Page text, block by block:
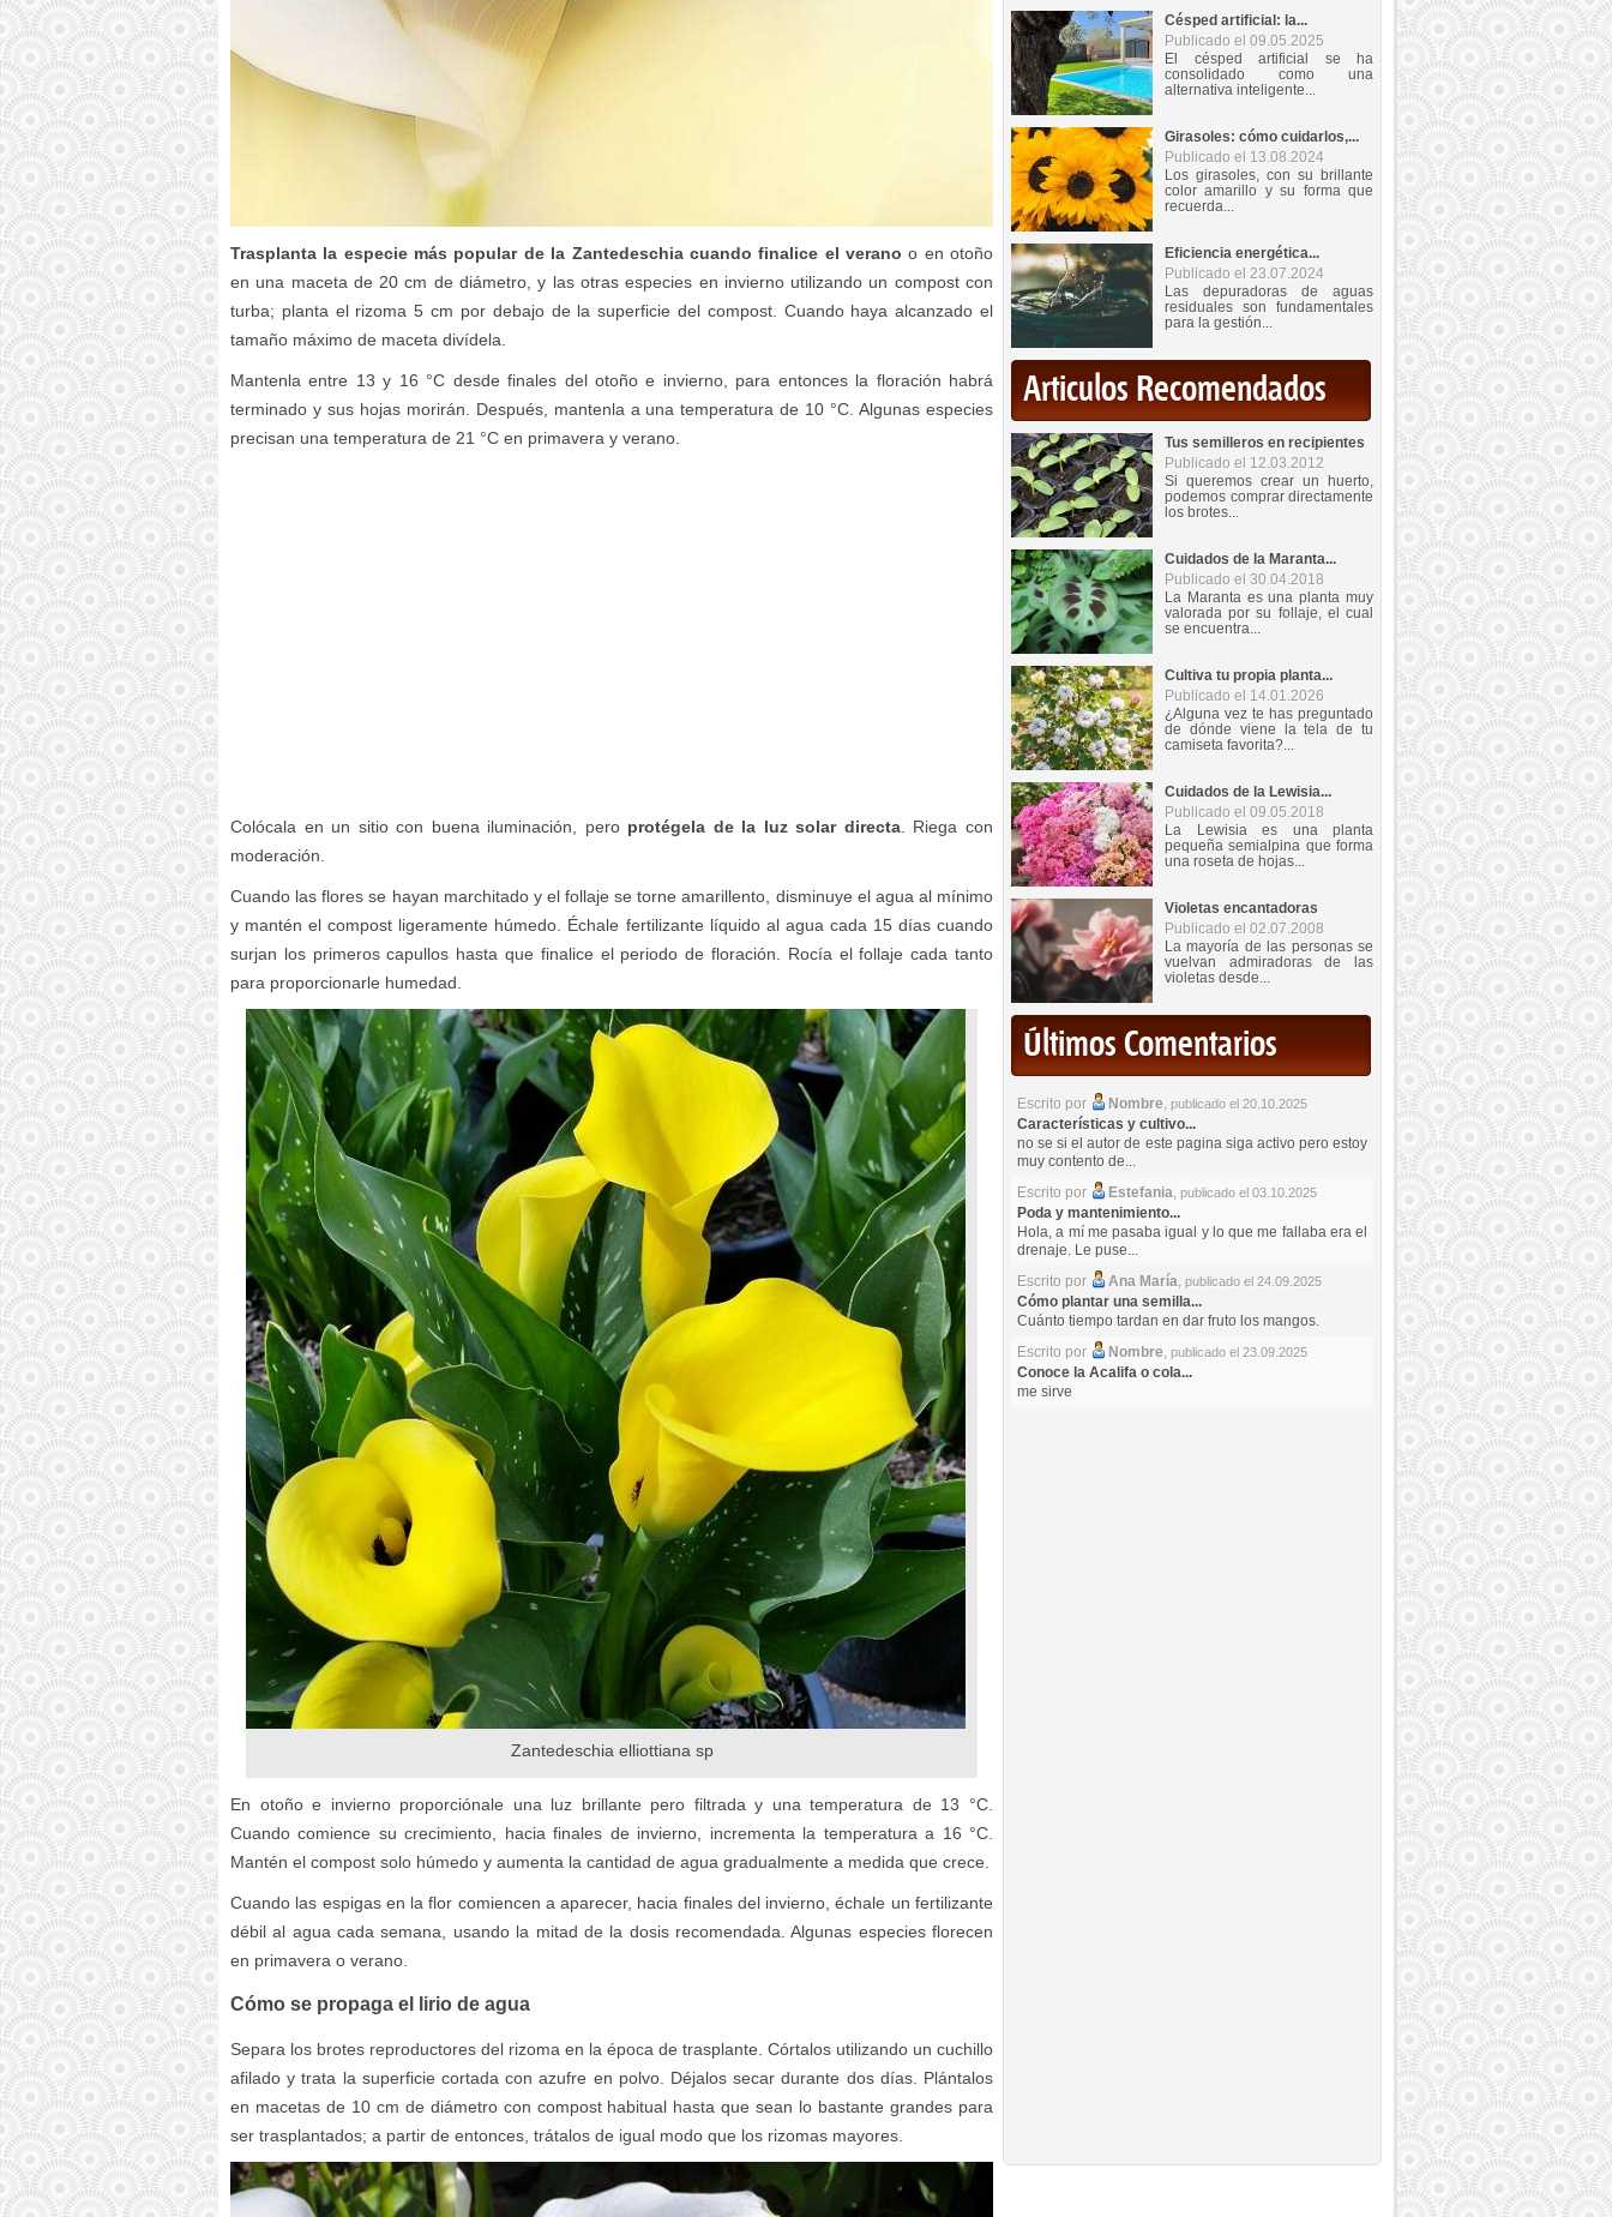
Trasplanta la especie más popular de la Zantedeschia cuando finalice el verano o en otoño
en una maceta de 20 cm de diámetro, y las otras especies en invierno utilizando un compost con
turba; planta el rizoma 5 cm por debajo de la superficie del compost. Cuando haya alcanzado el
tamaño máximo de maceta divídela.
Mantenla entre 13 y 16 °C desde finales del otoño e invierno, para entonces la floración habrá
terminado y sus hojas morirán. Después, mantenla a una temperatura de 10 °C. Algunas especies
precisan una temperatura de 21 °C en primavera y verano.
Colócala en un sitio con buena iluminación, pero protégela de la luz solar directa. Riega con
moderación.
Cuando las flores se hayan marchitado y el follaje se torne amarillento, disminuye el agua al mínimo
y mantén el compost ligeramente húmedo. Échale fertilizante líquido al agua cada 15 días cuando
surjan los primeros capullos hasta que finalice el periodo de floración. Rocía el follaje cada tanto
para proporcionarle humedad.
Zantedeschia elliottiana sp
En otoño e invierno proporciónale una luz brillante pero filtrada y una temperatura de 13 °C.
Cuando comience su crecimiento, hacia finales de invierno, incrementa la temperatura a 16 °C.
Mantén el compost solo húmedo y aumenta la cantidad de agua gradualmente a medida que crece.
Cuando las espigas en la flor comiencen a aparecer, hacia finales del invierno, échale un fertilizante
débil al agua cada semana, usando la mitad de la dosis recomendada. Algunas especies florecen
en primavera o verano.
Cómo se propaga el lirio de agua
Separa los brotes reproductores del rizoma en la época de trasplante. Córtalos utilizando un cuchillo
afilado y trata la superficie cortada con azufre en polvo. Déjalos secar durante dos días. Plántalos
en macetas de 10 cm de diámetro con compost habitual hasta que sean lo bastante grandes para
ser trasplantados; a partir de entonces, trátalos de igual modo que los rizomas mayores.
Césped artificial: la...
Publicado el 09.05.2025
El césped artificial se ha
consolidado como una
alternativa inteligente...
Girasoles: cómo cuidarlos,...
Publicado el 13.08.2024
Los girasoles, con su brillante
color amarillo y su forma que
recuerda...
Eficiencia energética...
Publicado el 23.07.2024
Las depuradoras de aguas
residuales son fundamentales
para la gestión...
Articulos Recomendados
Tus semilleros en recipientes
Publicado el 12.03.2012
Si queremos crear un huerto,
podemos comprar directamente
los brotes...
Cuidados de la Maranta...
Publicado el 30.04.2018
La Maranta es una planta muy
valorada por su follaje, el cual
se encuentra...
Cultiva tu propia planta...
Publicado el 14.01.2026
¿Alguna vez te has preguntado
de dónde viene la tela de tu
camiseta favorita?...
Cuidados de la Lewisia...
Publicado el 09.05.2018
La Lewisia es una planta
pequeña semialpina que forma
una roseta de hojas...
Violetas encantadoras
Publicado el 02.07.2008
La mayoría de las personas se
vuelvan admiradoras de las
violetas desde...
Últimos Comentarios
Escrito por Nombre, publicado el 20.10.2025
Características y cultivo...
no se si el autor de este pagina siga activo pero estoy
muy contento de...
Escrito por
Estefania, publicado el 03.10.2025
Poda y mantenimiento...
Hola, a mí me pasaba igual y lo que me fallaba era el
drenaje. Le puse...
Escrito por
Ana María, publicado el 24.09.2025
Cómo plantar una semilla...
Cuánto tiempo tardan en dar fruto los mangos.
Escrito por
Nombre, publicado el 23.09.2025
Conoce la Acalifa o cola...
me sirve